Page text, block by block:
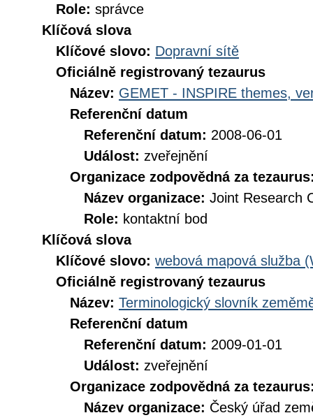
Role: správce
Klíčová slova
Klíčové slovo: Dopravní sítě
Oficiálně registrovaný tezaurus
Název: GEMET - INSPIRE themes,
Referenční datum
Referenční datum: 2008-06-01
Událost: zveřejnění
Organizace zodpovědná za
Název organizace: Joint Research
Role: kontaktní bod
Klíčová slova
Klíčové slovo: webová mapová služba
Oficiálně registrovaný tezaurus
Název: Terminologický slovník
Referenční datum
Referenční datum: 2009-01-01
Událost: zveřejnění
Organizace zodpovědná za
Název organizace: Český úřad